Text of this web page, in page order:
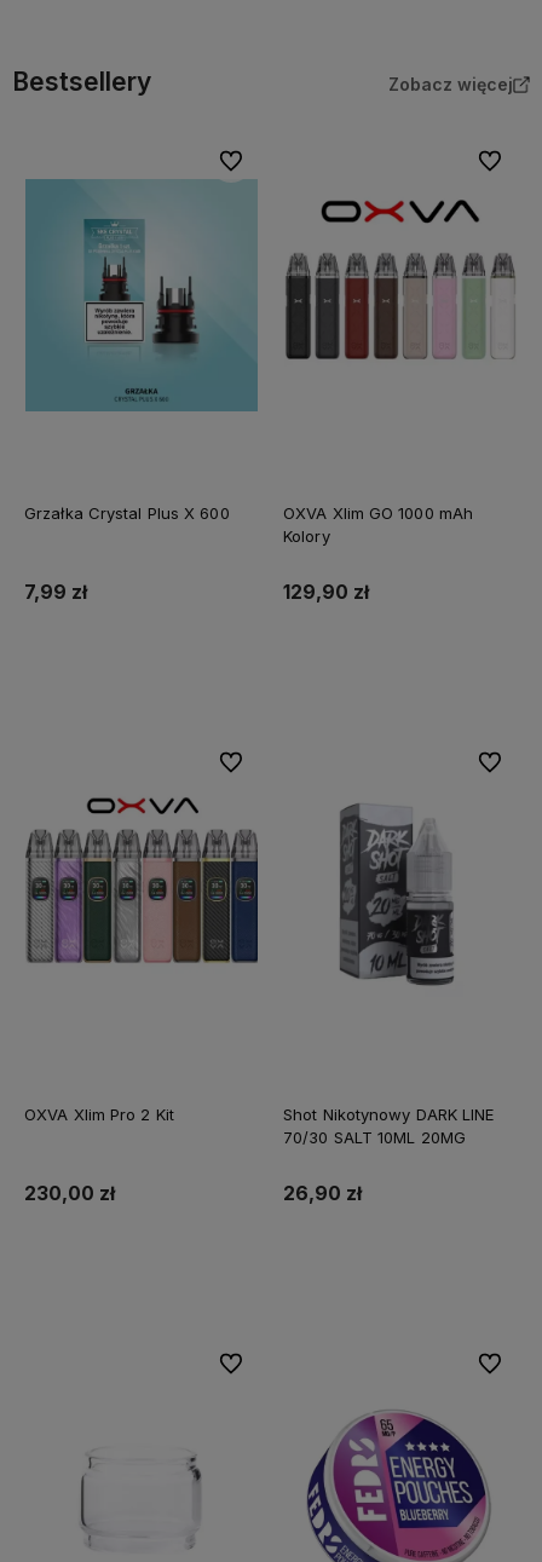
Bestsellery Zobacz więcej
Grzałka Crystal Plus X 600
7,99 zł
Do ulubionych
OXVA Xlim GO 1000 mAh
Kolory
129,90 zł
Do
OXVA Xlim Pro 2 Kit
230,00 zł
Do ulubionych
Shot Nikotynowy DARK LINE
70/30 SALT 10ML 20MG
26,90 zł
Do
Do ulubionych Do